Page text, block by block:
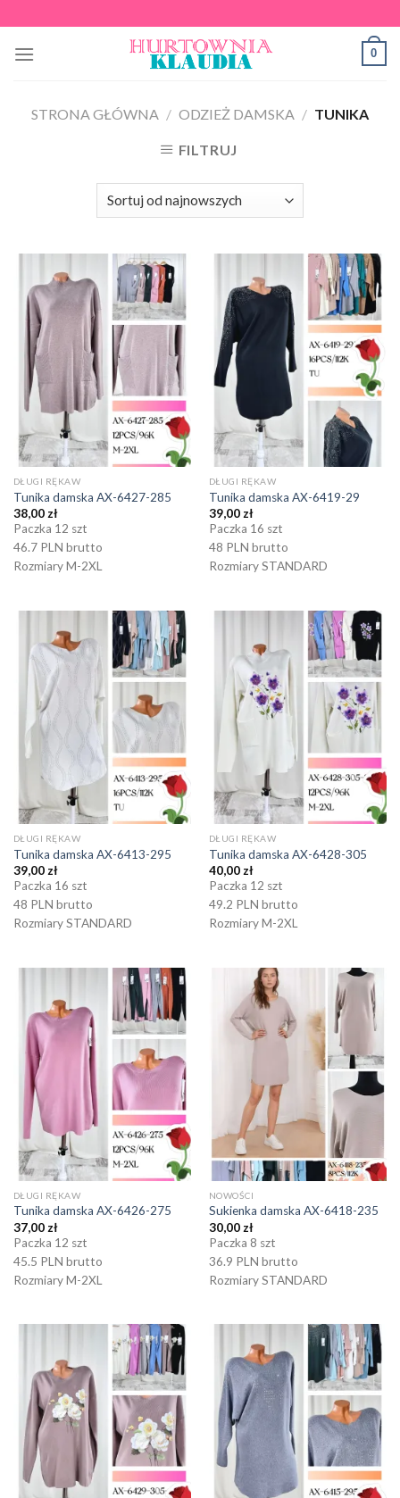
to
content
0
STRONA GŁÓWNA / ODZIEŻ DAMSKA / TUNIKA
FILTRUJ
DŁUGI RĘKAW
Tunika damska AX-6427-285
38,00 zł
Paczka 12 szt
46.7 PLN brutto
Rozmiary M-2XL
DŁUGI RĘKAW
Tunika damska AX-6419-29
39,00 zł
Paczka 16 szt
48 PLN brutto
Rozmiary STANDARD
DŁUGI RĘKAW
Tunika damska AX-6413-295
39,00 zł
Paczka 16 szt
48 PLN brutto
Rozmiary STANDARD
DŁUGI RĘKAW
Tunika damska AX-6428-305
40,00 zł
Paczka 12 szt
49.2 PLN brutto
Rozmiary M-2XL
DŁUGI RĘKAW
Tunika damska AX-6426-275
37,00 zł
Paczka 12 szt
45.5 PLN brutto
Rozmiary M-2XL
NOWOŚCI
Sukienka damska AX-6418-235
30,00 zł
Paczka 8 szt
36.9 PLN brutto
Rozmiary STANDARD